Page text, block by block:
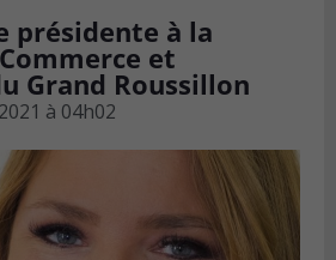
présidente à la
et
Grand Roussillon
à 04h02